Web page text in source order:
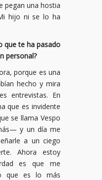
pegan una hostia
hijo ni se lo ha
que te ha pasado
personal?
porque es una
hecho y mira
entrevistas. En
que es invidente
se llama Vespo
y un día me
a un ciego
Ahora estoy
es que me
que es lo más